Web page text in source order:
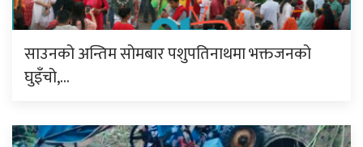
साउनको अन्तिम सोमबार पशुपतिनाथमा भक्तजनको
घुइँचो,…